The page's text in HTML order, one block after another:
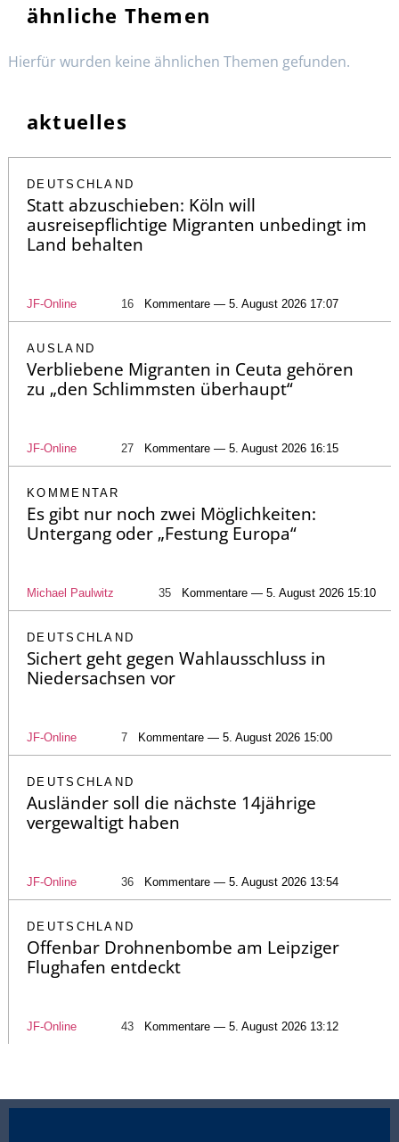
ähnliche Themen
Hierfür wurden keine ähnlichen Themen gefunden.
aktuelles
DEUTSCHLAND
Statt abzuschieben: Köln will
ausreisepflichtige Migranten unbedingt im
Land behalten
JF-Online 16 Kommentare — 5. August 2026 17:07
AUSLAND
Verbliebene Migranten in Ceuta gehören
zu „den Schlimmsten überhaupt“
JF-Online 27 Kommentare — 5. August 2026 16:15
KOMMENTAR
Es gibt nur noch zwei Möglichkeiten:
Untergang oder „Festung Europa“
Michael Paulwitz 35 Kommentare — 5. August 2026 15:10
DEUTSCHLAND
Sichert geht gegen Wahlausschluss in
Niedersachsen vor
JF-Online 7 Kommentare — 5. August 2026 15:00
DEUTSCHLAND
Ausländer soll die nächste 14jährige
vergewaltigt haben
JF-Online 36 Kommentare — 5. August 2026 13:54
DEUTSCHLAND
Offenbar Drohnenbombe am Leipziger
Flughafen entdeckt
JF-Online 43 Kommentare — 5. August 2026 13:12